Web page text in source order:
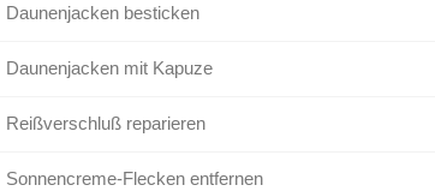
Daunenjacken besticken
Daunenjacken mit Kapuze
Reißverschluß reparieren
Sonnencreme-Flecken entfernen